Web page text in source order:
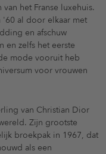
het Franse luxehuis.
'60 al door elkaar met
en afschuw
en zelfs het eerste
mode vooruit heb
voor vrouwen
van Christian Dior
Zijn grootste
broekpak in 1967, dat
als een